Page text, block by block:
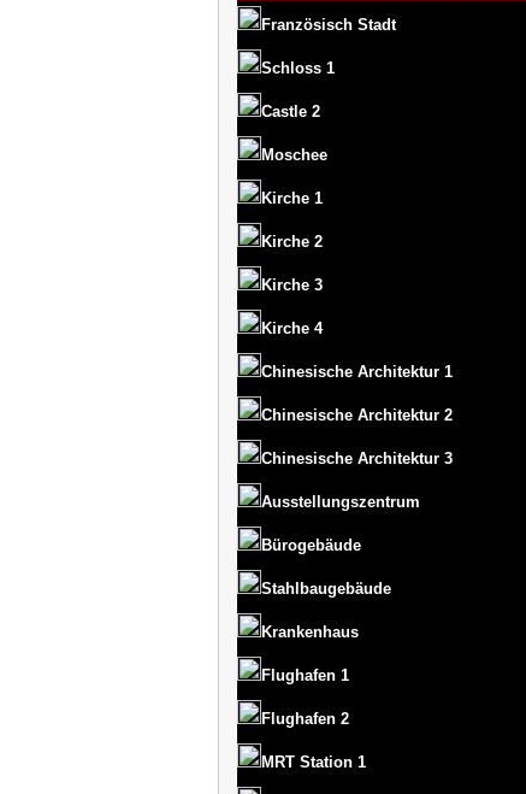
Französisch Stadt
Schloss 1
Castle 2
Moschee
Kirche 1
Kirche 2
Kirche 3
Kirche 4
Chinesische Architektur 1
Chinesische Architektur 2
Chinesische Architektur 3
Ausstellungszentrum
Bürogebäude
Stahlbaugebäude
Krankenhaus
Flughafen 1
Flughafen 2
MRT Station 1